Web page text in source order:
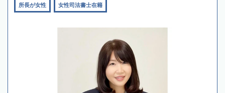
所長が女性 女性司法書士在籍